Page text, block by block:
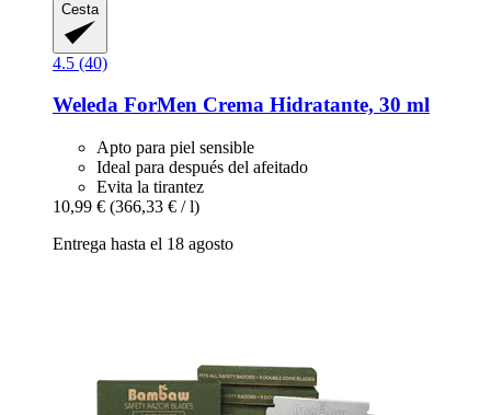
Cesta
4.5 (40)
Weleda ForMen Crema Hidratante, 30 ml
Apto para piel sensible
Ideal para después del afeitado
Evita la tirantez
10,99 € (366,33 € / l)
Entrega hasta el 18 agosto